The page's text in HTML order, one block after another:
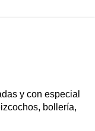
y con especial
bollería,